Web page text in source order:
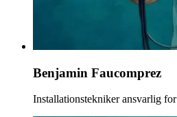
Benjamin Faucomprez
Installationstekniker ansvarlig